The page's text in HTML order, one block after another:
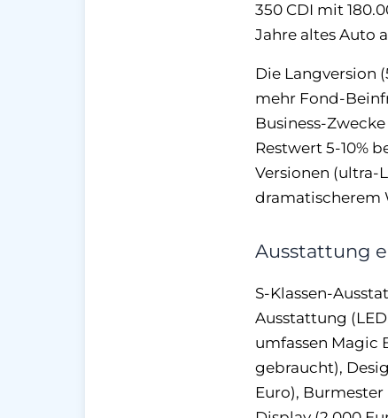
350 CDI mit
Jahre altes Auto
Die Langversion
mehr Fond-
Business-
Restwert 5-10%
Versionen (ultra-
dramatischerem
Ausstattung
S-Klassen-
Ausstattung
umfassen Magic
gebraucht),
Euro),